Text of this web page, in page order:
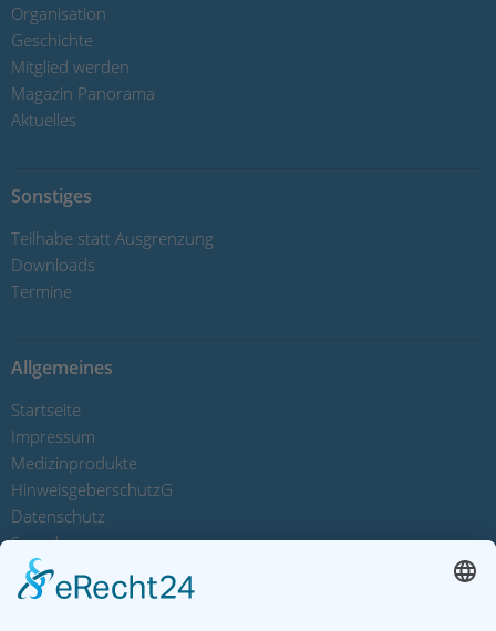
Organisation
Geschichte
Mitglied werden
Magazin Panorama
Aktuelles
Sonstiges
Teilhabe statt Ausgrenzung
Downloads
Termine
Allgemeines
Startseite
Impressum
Medizinprodukte
HinweisgeberschutzG
Datenschutz
Spenden
Sitemap
Kontakt